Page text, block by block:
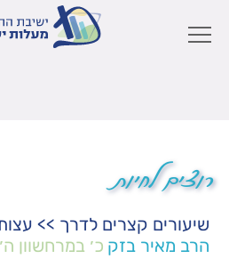
רוצים לחיות
שיעורים קצרים לדרך >>
הרב מאיר בזק כ׳ במרחשוון